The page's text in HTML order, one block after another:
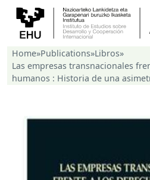
Home»Publications»Libros»
Las empresas transnacionales
humanos : Historia de una